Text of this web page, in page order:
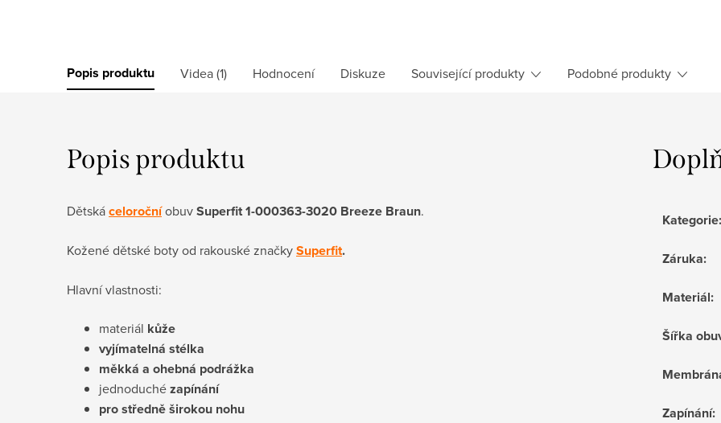
Popis produktu Videa (1) Hodnocení Diskuze Související produkty Podobné produkty
Popis produktu
DětskáceloročníobuvSuperfit 1-000363-3020 Breeze Braun.
Kožené dětské boty od rakouské značkySuperfit.
Hlavní vlastnosti:
materiál kůže
vyjímatelná stélka
měkká a ohebná podrážka
jednoduchézapínání
pro středně širokou nohu
Kategorie:
Záruka:
Materiál:
Šířka
Zapínání: